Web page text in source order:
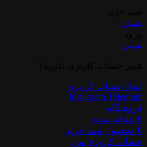
بستن
بستن
ایجاد حساب کاربری
Instagram Telegram
فروشگاه
0 علاقه مندی
0 محصول سبد خرید
حساب کاربری من